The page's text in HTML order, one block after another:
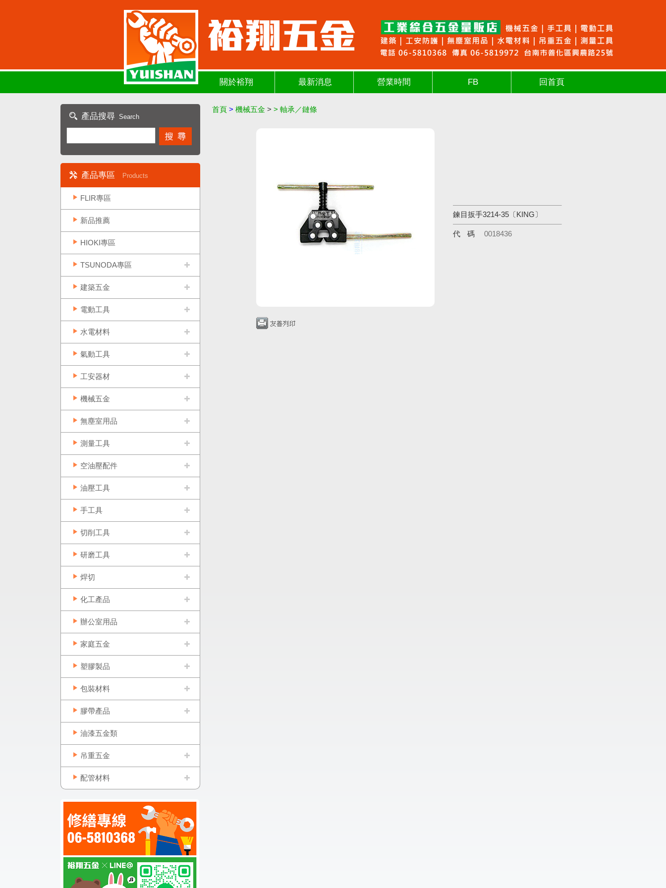
關於裕翔 最新消息 營業時間 FB 回首頁
產品搜尋 Search
產品專區 Products
FLIR專區
新品推薦
HIOKI專區
TSUNODA專區
建築五金
電動工具
水電材料
氣動工具
工安器材
機械五金
無塵室用品
測量工具
空油壓配件
油壓工具
手工具
切削工具
研磨工具
焊切
化工產品
辦公室用品
家庭五金
塑膠製品
包裝材料
膠帶產品
油漆五金類
吊重五金
配管材料
首頁 > 機械五金 > > 軸承／鏈條
鍊目扳手3214-35〔KING〕
代碼 0018436